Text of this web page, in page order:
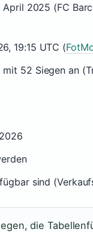
April 2025 (FC
19:15 UTC (
52 Siegen an
sind
die